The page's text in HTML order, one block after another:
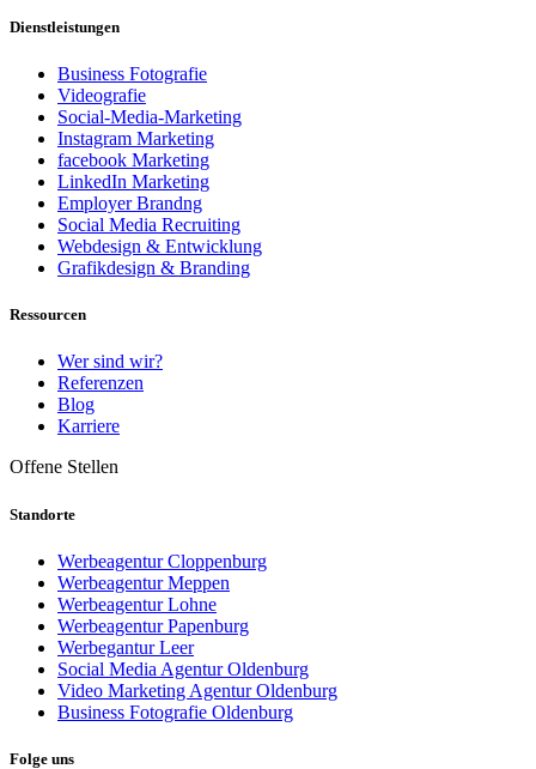
Dienstleistungen
Business Fotografie
Videografie
Social-Media-Marketing
Instagram Marketing
facebook Marketing
LinkedIn Marketing
Employer Brandng
Social Media Recruiting
Webdesign & Entwicklung
Grafikdesign & Branding
Ressourcen
Wer sind wir?
Referenzen
Blog
Karriere
Offene Stellen
Standorte
Werbeagentur Cloppenburg
Werbeagentur Meppen
Werbeagentur Lohne
Werbeagentur Papenburg
Werbegantur Leer
Social Media Agentur Oldenburg
Video Marketing Agentur Oldenburg
Business Fotografie Oldenburg
Folge uns